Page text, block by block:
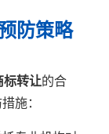
防策略
标转让的合
施：